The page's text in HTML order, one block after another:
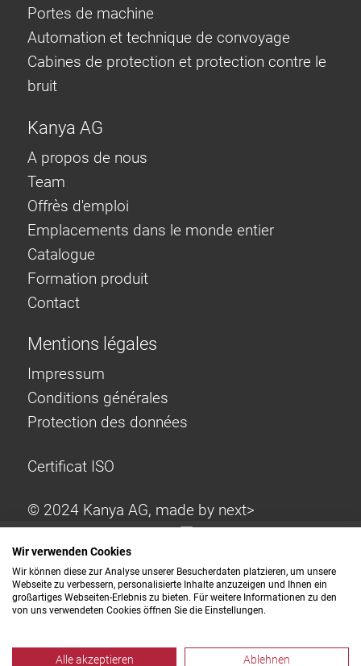
Portes de machine
Automation et technique de convoyage
Cabines de protection et protection contre le
bruit
Kanya AG
A propos de nous
Team
Offrès d'emploi
Emplacements dans le monde entier
Catalogue
Formation produit
Contact
Mentions légales
Impressum
Conditions générales
Protection des données
Certificat ISO
© 2024 Kanya AG, made by next>
Wir verwenden Cookies
Wir können diese zur Analyse unserer Besucherdaten platzieren, um unsere
Webseite zu verbessern, personalisierte Inhalte anzuzeigen und Ihnen ein
großartiges Webseiten-Erlebnis zu bieten. Für weitere Informationen zu den
von uns verwendeten Cookies öffnen Sie die Einstellungen.
Alle akzeptieren Ablehnen